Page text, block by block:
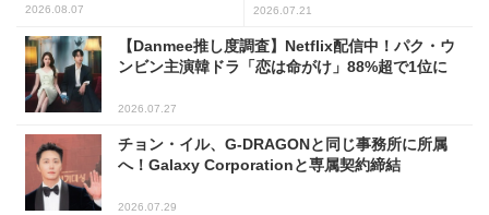
2026.08.07
(PHOTO41枚)
2026.07.21
【Danmee推し度調査】Netflix配信中！パク・ウ
ンビン主演韓ドラ「恋は命がけ」88%超で1位に
2026.07.27
チョン・イル、G-DRAGONと同じ事務所に所属
へ！Galaxy Corporationと専属契約締結
2026.07.29